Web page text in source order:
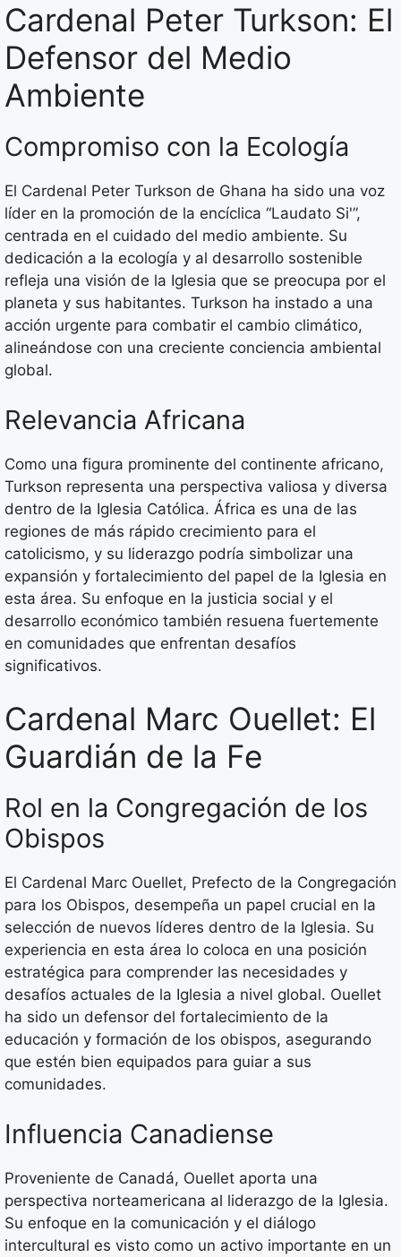
Cardenal Peter Turkson: El
Defensor del Medio
Ambiente
Compromiso con la Ecología
El Cardenal Peter Turkson de Ghana ha sido una voz
líder en la promoción de la encíclica “Laudato Si'”,
centrada en el cuidado del medio ambiente. Su
dedicación a la ecología y al desarrollo sostenible
refleja una visión de la Iglesia que se preocupa por el
planeta y sus habitantes. Turkson ha instado a una
acción urgente para combatir el cambio climático,
alineándose con una creciente conciencia ambiental
global.
Relevancia Africana
Como una figura prominente del continente africano,
Turkson representa una perspectiva valiosa y diversa
dentro de la Iglesia Católica. África es una de las
regiones de más rápido crecimiento para el
catolicismo, y su liderazgo podría simbolizar una
expansión y fortalecimiento del papel de la Iglesia en
esta área. Su enfoque en la justicia social y el
desarrollo económico también resuena fuertemente
en comunidades que enfrentan desafíos
significativos.
Cardenal Marc Ouellet: El
Guardián de la Fe
Rol en la Congregación de los
Obispos
El Cardenal Marc Ouellet, Prefecto de la Congregación
para los Obispos, desempeña un papel crucial en la
selección de nuevos líderes dentro de la Iglesia. Su
experiencia en esta área lo coloca en una posición
estratégica para comprender las necesidades y
desafíos actuales de la Iglesia a nivel global. Ouellet
ha sido un defensor del fortalecimiento de la
educación y formación de los obispos, asegurando
que estén bien equipados para guiar a sus
comunidades.
Influencia Canadiense
Proveniente de Canadá, Ouellet aporta una
perspectiva norteamericana al liderazgo de la Iglesia.
Su enfoque en la comunicación y el diálogo
intercultural es visto como un activo importante en un